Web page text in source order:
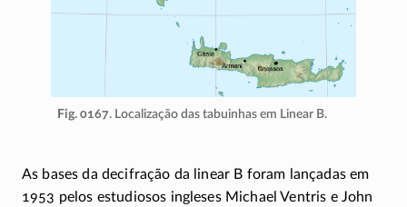
Fig. 0167. Localização das tabuinhas em Linear B.
As bases da decifração da linear B foram lançadas em
1953 pelos estudiosos ingleses Michael Ventris e John